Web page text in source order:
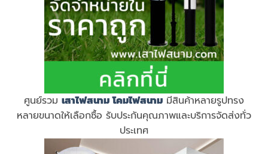
ศูนย์รวม เสาไฟสนาม โคมไฟสนาม มีสินค้าหลายรูปทรง
หลายขนาดให้เลือกซื้อ รับประกันคุณภาพและบริการจัดส่งทั่ว
ประเทศ